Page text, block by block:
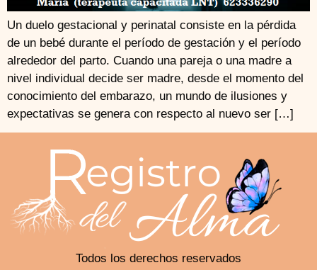
Un duelo gestacional y perinatal consiste en la pérdida
de un bebé durante el período de gestación y el período
alrededor del parto. Cuando una pareja o una madre a
nivel individual decide ser madre, desde el momento del
conocimiento del embarazo, un mundo de ilusiones y
expectativas se genera con respecto al nuevo ser […]
Todos los derechos reservados